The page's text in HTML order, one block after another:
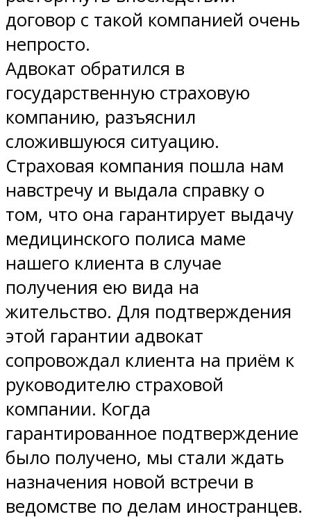
договор с такой компанией очень
непросто.
Адвокат обратился в
государственную страховую
компанию, разъяснил
сложившуюся ситуацию.
Страховая компания пошла нам
навстречу и выдала справку о
том, что она гарантирует выдачу
медицинского полиса маме
нашего клиента в случае
получения ею вида на
жительство. Для подтверждения
этой гарантии адвокат
сопровождал клиента на приём к
руководителю страховой
компании. Когда
гарантированное подтверждение
было получено, мы стали ждать
назначения новой встречи в
ведомстве по делам иностранцев.